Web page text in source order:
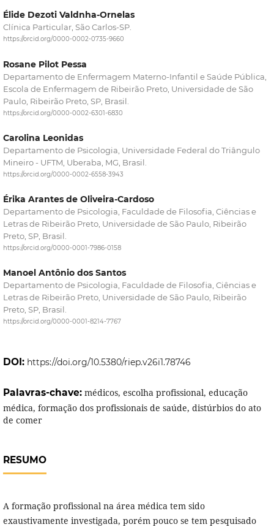
Élide Dezoti Valdnha-Ornelas
Clínica Particular, São Carlos-SP.
https://orcid.org/0000-0002-0735-9660
Rosane Pilot Pessa
Departamento de Enfermagem Materno-Infantil e Saúde Pública,
Escola de Enfermagem de Ribeirão Preto, Universidade de São
Paulo, Ribeirão Preto, SP, Brasil.
https://orcid.org/0000-0002-6301-6830
Carolina Leonidas
Departamento de Psicologia, Universidade Federal do Triângulo
Mineiro - UFTM, Uberaba, MG, Brasil.
https://orcid.org/0000-0002-6558-3943
Érika Arantes de Oliveira-Cardoso
Departamento de Psicologia, Faculdade de Filosofia, Ciências e
Letras de Ribeirão Preto, Universidade de São Paulo, Ribeirão
Preto, SP, Brasil.
https://orcid.org/0000-0001-7986-0158
Manoel Antônio dos Santos
Departamento de Psicologia, Faculdade de Filosofia, Ciências e
Letras de Ribeirão Preto, Universidade de São Paulo, Ribeirão
Preto, SP, Brasil.
https://orcid.org/0000-0001-8214-7767
DOI: https://doi.org/10.5380/riep.v26i1.78746
Palavras-chave: médicos, escolha profissional, educação
médica, formação dos profissionais de saúde, distúrbios do ato
de comer
RESUMO
A formação profissional na área médica tem sido
exaustivamente investigada, porém pouco se tem pesquisado